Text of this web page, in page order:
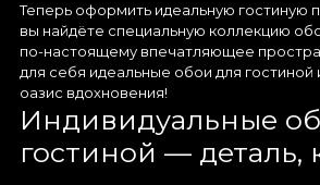
Теперь оформить идеальную гостиную
вы найдёте специальную коллекцию
по-настоящему впечатляющее
для себя идеальные обои для гостиной
оазис вдохновения!
Индивидуальные
гостиной — деталь,